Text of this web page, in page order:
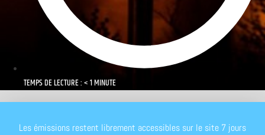
TEMPS DE LECTURE : < 1 MINUTE
Les émissions restent librement accessibles sur le site 7 jours